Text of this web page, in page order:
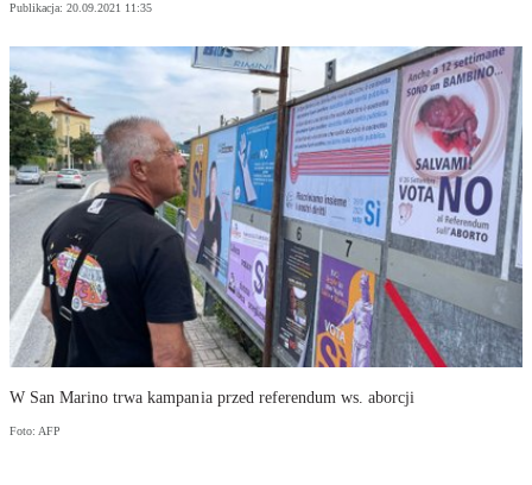
Publikacja: 20.09.2021 11:35
W San Marino trwa kampania przed referendum ws. aborcji
Foto: AFP